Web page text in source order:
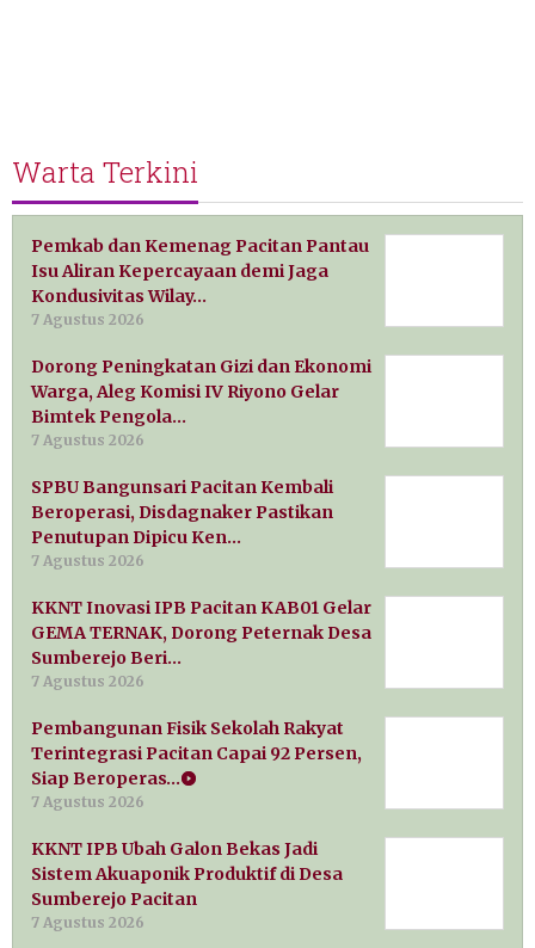
Warta Terkini
Pemkab dan Kemenag Pacitan Pantau
Isu Aliran Kepercayaan demi Jaga
Kondusivitas Wilay…
7 Agustus 2026
Dorong Peningkatan Gizi dan Ekonomi
Warga, Aleg Komisi IV Riyono Gelar
Bimtek Pengola…
7 Agustus 2026
SPBU Bangunsari Pacitan Kembali
Beroperasi, Disdagnaker Pastikan
Penutupan Dipicu Ken…
7 Agustus 2026
KKNT Inovasi IPB Pacitan KAB01 Gelar
GEMA TERNAK, Dorong Peternak Desa
Sumberejo Beri…
7 Agustus 2026
Pembangunan Fisik Sekolah Rakyat
Terintegrasi Pacitan Capai 92 Persen,
Siap Beroperas…
7 Agustus 2026
KKNT IPB Ubah Galon Bekas Jadi
Sistem Akuaponik Produktif di Desa
Sumberejo Pacitan
7 Agustus 2026